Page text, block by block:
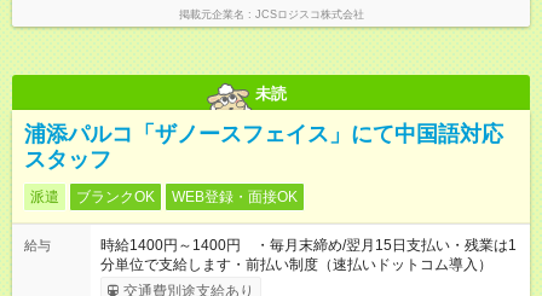
掲載元企業名 JCSロジスコ株式会社
未読
浦添パルコ「ザノースフェイス」にて中国語対応
スタッフ
派遣 ブランクOK WEB登録・面接OK
給与
時給1400円～1400円 ・毎月末締め/翌月15日支払い・残業は1
分単位で支給します・前払い制度（速払いドットコム導入）
交通費別途支給あり